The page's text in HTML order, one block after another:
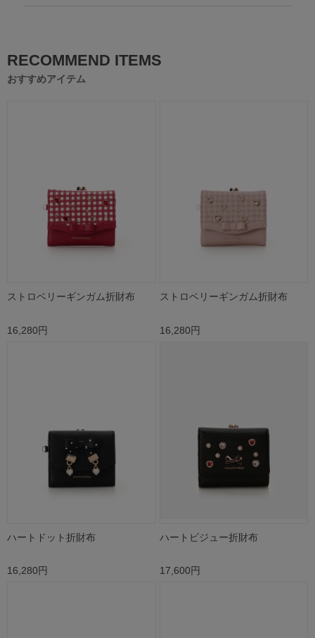
RECOMMEND ITEMS
おすすめアイテム
ストロベリーギンガム折財布
16,280円
ストロベリーギンガム折財布
16,280円
ハートドット折財布
16,280円
ハートビジュー折財布
17,600円